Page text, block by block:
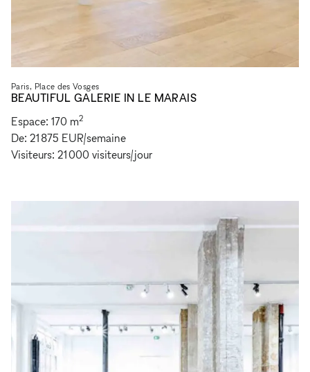
Paris, Place des Vosges
BEAUTIFUL GALERIE IN LE MARAIS
Espace: 170 m2
De: 21 875 EUR/semaine
Visiteurs: 21 000 visiteurs/jour